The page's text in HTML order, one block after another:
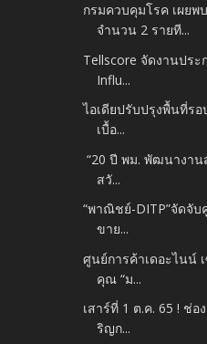
กรมควบคุมโรค เผยพ
จำนวน 2 รายที...
Tellscore จัดงานประ
Influ...
ไอเดียปรับปรุงพื้นที่ร
เบื้อ...
“20 ปี พม. พัฒนางา
สวั...
“พาณิชย์-DITP”จัดจั
ขาย...
ศูนย์การค้าเดอะไนน์
คุณ “ม...
เสาร์ที่ 1 ต.ค. 65 ! ช่อ
ริญก...